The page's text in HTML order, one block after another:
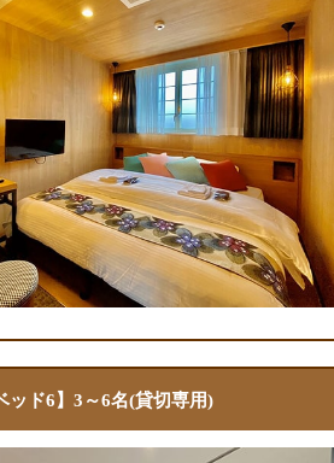
ッド6】3～6名(貸切専用)